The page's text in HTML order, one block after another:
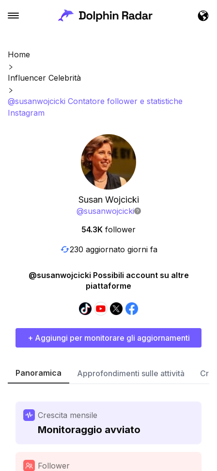
Home
Influencer Celebrità
@susanwojcicki Contatore follower e statistiche
Instagram
Susan Wojcicki
@susanwojcicki
54.3K follower
230 aggiornato giorni fa
@susanwojcicki Possibili account su altre
piattaforme
+ Aggiungi per monitorare gli aggiornamenti
Panoramica Approfondimenti sulle attività
Crescita mensile
Monitoraggio avviato
Follower